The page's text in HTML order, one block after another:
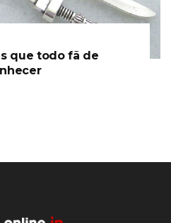
que todo fã de